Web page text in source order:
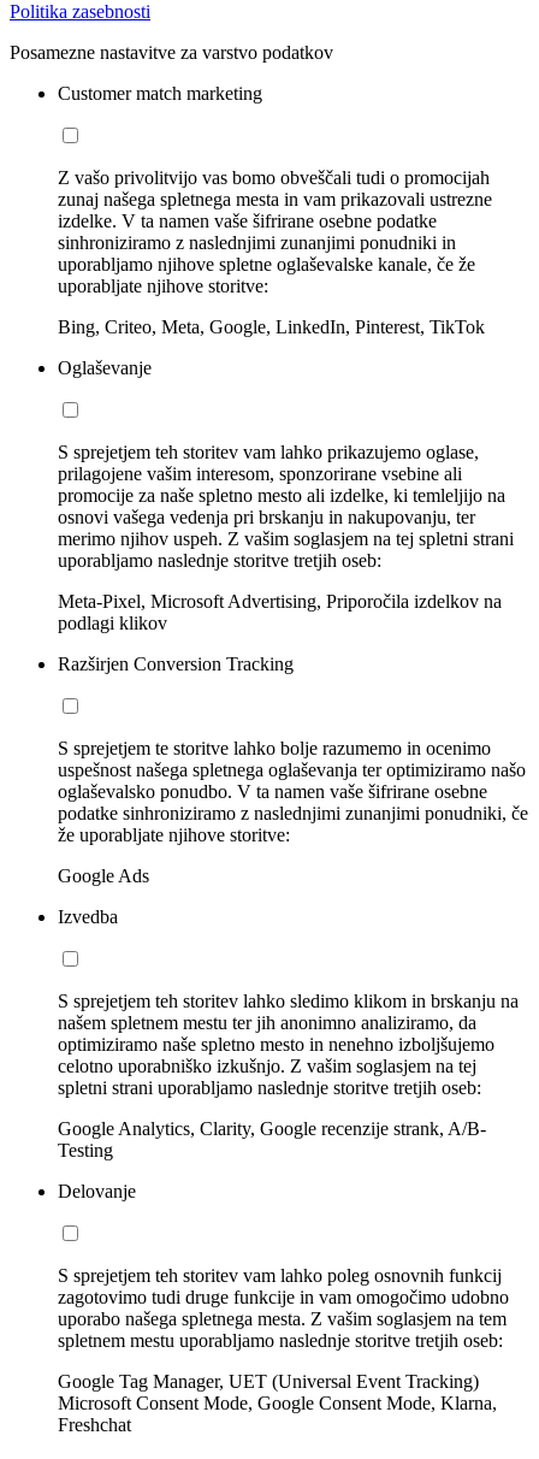
Politika zasebnosti
Posamezne nastavitve za varstvo podatkov
Customer match marketing
Z vašo privolitvijo vas bomo obveščali tudi o promocijah
zunaj našega spletnega mesta in vam prikazovali ustrezne
izdelke. V ta namen vaše šifrirane osebne podatke
sinhroniziramo z naslednjimi zunanjimi ponudniki in
uporabljamo njihove spletne oglaševalske kanale, če že
uporabljate njihove storitve:
Bing, Criteo, Meta, Google, LinkedIn, Pinterest, TikTok
Oglaševanje
S sprejetjem teh storitev vam lahko prikazujemo oglase,
prilagojene vašim interesom, sponzorirane vsebine ali
promocije za naše spletno mesto ali izdelke, ki temleljijo na
osnovi vašega vedenja pri brskanju in nakupovanju, ter
merimo njihov uspeh. Z vašim soglasjem na tej spletni strani
uporabljamo naslednje storitve tretjih oseb:
Meta-Pixel, Microsoft Advertising, Priporočila izdelkov na
podlagi klikov
Razširjen Conversion Tracking
S sprejetjem te storitve lahko bolje razumemo in ocenimo
uspešnost našega spletnega oglaševanja ter optimiziramo našo
oglaševalsko ponudbo. V ta namen vaše šifrirane osebne
podatke sinhroniziramo z naslednjimi zunanjimi ponudniki, če
že uporabljate njihove storitve:
Google Ads
Izvedba
S sprejetjem teh storitev lahko sledimo klikom in brskanju na
našem spletnem mestu ter jih anonimno analiziramo, da
optimiziramo naše spletno mesto in nenehno izboljšujemo
celotno uporabniško izkušnjo. Z vašim soglasjem na tej
spletni strani uporabljamo naslednje storitve tretjih oseb:
Google Analytics, Clarity, Google recenzije strank, A/B-
Testing
Delovanje
S sprejetjem teh storitev vam lahko poleg osnovnih funkcij
zagotovimo tudi druge funkcije in vam omogočimo udobno
uporabo našega spletnega mesta. Z vašim soglasjem na tem
spletnem mestu uporabljamo naslednje storitve tretjih oseb:
Google Tag Manager, UET (Universal Event Tracking)
Microsoft Consent Mode, Google Consent Mode, Klarna,
Freshchat